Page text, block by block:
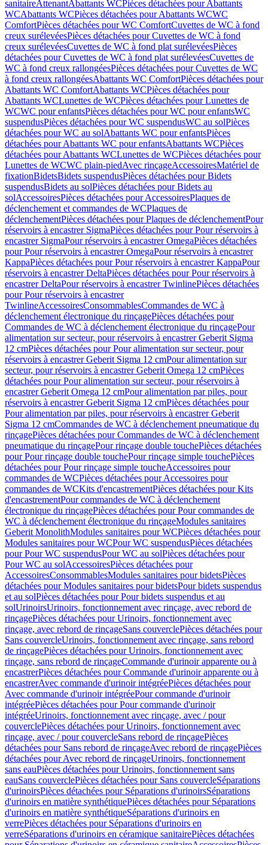
sanitaireAttenantAbattants WCPièces détachées pour Abattants
WCAbattants WCPièces détachées pour Abattants WCWC
ComfortPièces détachées pour WC ComfortCuvettes de WC à fond
creux surélevéesPièces détachées pour Cuvettes de WC à fond
creux surélevéesCuvettes de WC à fond plat surélevéesPièces
détachées pour Cuvettes de WC à fond plat surélevéesCuvettes de
WC à fond creux rallongéesPièces détachées pour Cuvettes de WC
à fond creux rallongéesAbattants WC ComfortPièces détachées pour
Abattants WC ComfortAbattants WCPièces détachées pour
Abattants WCLunettes de WCPièces détachées pour Lunettes de
WCWC pour enfantsPièces détachées pour WC pour enfantsWC
suspendusPièces détachées pour WC suspendusWC au solPièces
détachées pour WC au solAbattants WC pour enfantsPièces
détachées pour Abattants WC pour enfantsAbattants WCPièces
détachées pour Abattants WCLunettes de WCPièces détachées pour
Lunettes de WCWC plain-piedAvec rinçageAccessoiresMatériel de
fixationBidetsBidets suspendusPièces détachées pour Bidets
suspendusBidets au solPièces détachées pour Bidets au
solAccessoiresPièces détachées pour AccessoiresPlaques de
déclenchement et commandes de WCPlaques de
déclenchementPièces détachées pour Plaques de déclenchementPour
réservoirs à encastrer SigmaPièces détachées pour Pour réservoirs à
encastrer SigmaPour réservoirs à encastrer OmegaPièces détachées
pour Pour réservoirs à encastrer OmegaPour réservoirs à encastrer
KappaPièces détachées pour Pour réservoirs à encastrer KappaPour
réservoirs à encastrer DeltaPièces détachées pour Pour réservoirs à
encastrer DeltaPour réservoirs à encastrer TwinlinePièces détachées
pour Pour réservoirs à encastrer
TwinlineAccessoiresConsommablesCommandes de WC à
déclenchement électronique du rinçagePièces détachées pour
Commandes de WC à déclenchement électronique du rinçagePour
alimentation sur secteur, pour réservoirs à encastrer Geberit Sigma
12 cmPièces détachées pour Pour alimentation sur secteur, pour
réservoirs à encastrer Geberit Sigma 12 cmPour alimentation sur
secteur, pour réservoirs à encastrer Geberit Omega 12 cmPièces
détachées pour Pour alimentation sur secteur, pour réservoirs à
encastrer Geberit Omega 12 cmPour alimentation par piles, pour
réservoirs à encastrer Geberit Sigma 12 cmPièces détachées pour
Pour alimentation par piles, pour réservoirs à encastrer Geberit
Sigma 12 cmCommandes de WC à déclenchement pneumatique du
rinçagePièces détachées pour Commandes de WC à déclenchement
pneumatique du rinçagePour rinçage double touchePièces détachées
pour Pour rinçage double touchePour rinçage simple touchePièces
détachées pour Pour rinçage simple toucheAccessoires pour
commandes de WCPièces détachées pour Accessoires pour
commandes de WCKits d'encastrementPièces détachées pour Kits
d'encastrementPour commandes de WC à déclenchement
électronique du rinçagePièces détachées pour Pour commandes de
WC à déclenchement électronique du rinçageModules sanitaires
Geberit MonolithModules sanitaires pour WCPièces détachées pour
Modules sanitaires pour WCPour WC suspendusPièces détachées
pour Pour WC suspendusPour WC au solPièces détachées pour
Pour WC au solAccessoiresPièces détachées pour
AccessoiresConsommablesModules sanitaires pour bidetsPièces
détachées pour Modules sanitaires pour bidetsPour bidets suspendus
et au solPièces détachées pour Pour bidets suspendus et au
solUrinoirsUrinoirs, fonctionnement avec rinçage, avec rebord de
rinçagePièces détachées pour Urinoirs, fonctionnement avec
rinçage, avec rebord de rinçageSans couverclePièces détachées pour
Sans couvercleUrinoirs, fonctionnement avec rinçage, sans rebord
de rinçagePièces détachées pour Urinoirs, fonctionnement avec
rinçage, sans rebord de rinçageCommande d'urinoir apparente ou à
encastrerPièces détachées pour Commande d'urinoir apparente ou à
encastrerAvec commande d'urinoir intégréePièces détachées pour
Avec commande d'urinoir intégréePour commande d'urinoir
intégréePièces détachées pour Pour commande d'urinoir
intégréeUrinoirs, fonctionnement avec rinçage, avec / pour
couverclePièces détachées pour Urinoirs, fonctionnement avec
rinçage, avec / pour couvercleSans rebord de rinçagePièces
détachées pour Sans rebord de rinçageAvec rebord de rinçagePièces
détachées pour Avec rebord de rinçageUrinoirs, fonctionnement
sans eauPièces détachées pour Urinoirs, fonctionnement sans
eauSans couverclePièces détachées pour Sans couvercleSéparations
d'urinoirsPièces détachées pour Séparations d'urinoirsSéparations
d'urinoirs en matière synthétiquePièces détachées pour Séparations
d'urinoirs en matière synthétiqueSéparations d'urinoirs en
verrePièces détachées pour Séparations d'urinoirs en
verreSéparations d'urinoirs en céramique sanitairePièces détachées